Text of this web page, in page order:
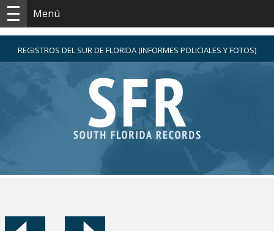
Menú
REGISTROS DEL SUR DE FLORIDA (INFORMES POLICIALES Y FOTOS)